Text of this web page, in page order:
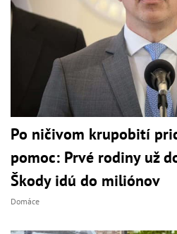
Po ničivom krupobití
pomoc: Prvé rodiny už
Škody idú do miliónov
Domáce